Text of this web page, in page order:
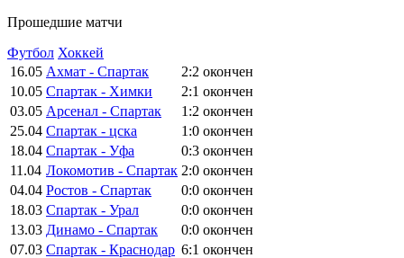
Прошедшие матчи
Футбол Хоккей
16.05 Ахмат - Спартак 2:2 окончен
10.05 Спартак - Химки 2:1 окончен
03.05 Арсенал - Спартак 1:2 окончен
25.04 Спартак - цска 1:0 окончен
18.04 Спартак - Уфа 0:3 окончен
11.04 Локомотив - Спартак 2:0 окончен
04.04 Ростов - Спартак 0:0 окончен
18.03 Спартак - Урал 0:0 окончен
13.03 Динамо - Спартак 0:0 окончен
07.03 Спартак - Краснодар 6:1 окончен